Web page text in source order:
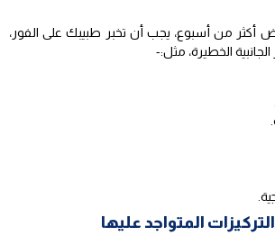
أكثر من أسبوع، يجب أن تخبر طبيبك على الفور،
الخطيرة، مثل:-
المتواجد عليها